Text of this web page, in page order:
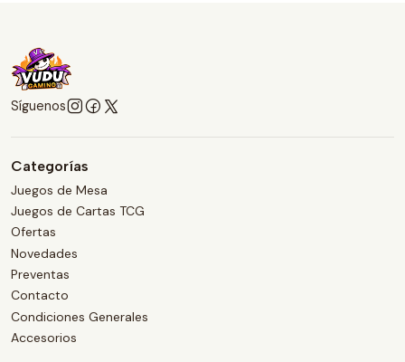
Síguenos
Categorías
Juegos de Mesa
Juegos de Cartas TCG
Ofertas
Novedades
Preventas
Contacto
Condiciones Generales
Accesorios